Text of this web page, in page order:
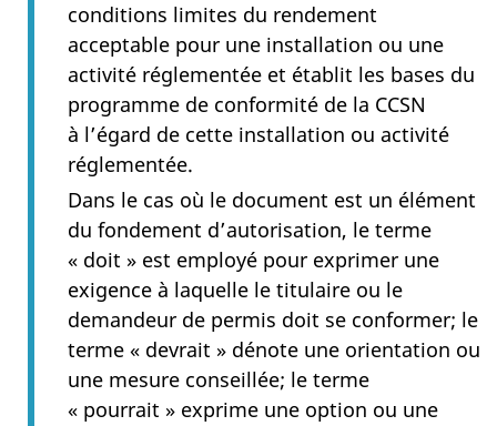
conditions limites du rendement
acceptable pour une installation ou une
activité réglementée et établit les bases du
programme de conformité de la CCSN
à l’égard de cette installation ou activité
réglementée.
Dans le cas où le document est un élément
du fondement d’autorisation, le terme
« doit » est employé pour exprimer une
exigence à laquelle le titulaire ou le
demandeur de permis doit se conformer; le
terme « devrait » dénote une orientation ou
une mesure conseillée; le terme
« pourrait » exprime une option ou une